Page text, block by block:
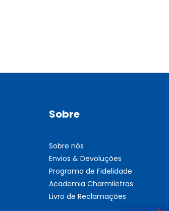
Sobre
Sobre nós
Envios & Devoluções
Programa de Fidelidade
Academia Charmiletras
Livro de Reclamações